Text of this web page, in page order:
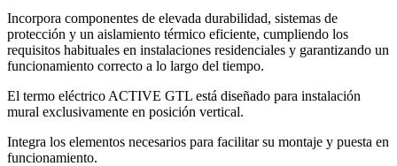
Incorpora componentes de elevada durabilidad, sistemas de
protección y un aislamiento térmico eficiente, cumpliendo los
requisitos habituales en instalaciones residenciales y garantizando un
funcionamiento correcto a lo largo del tiempo.
El termo eléctrico ACTIVE GTL está diseñado para instalación
mural exclusivamente en posición vertical.
Integra los elementos necesarios para facilitar su montaje y puesta en
funcionamiento.